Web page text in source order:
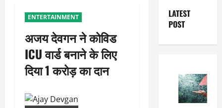
ENTERTAINMENT
अजय देवगन ने कोविड
ICU वार्ड बनाने के लिए
दिया 1 करोड़ का दान
LATEST
POST